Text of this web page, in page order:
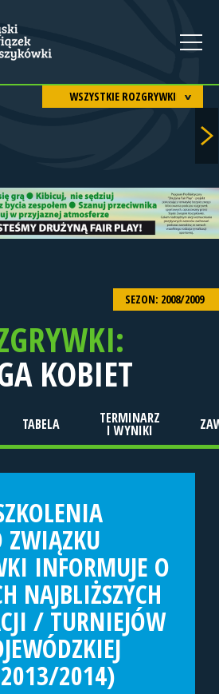
WSZYSTKIE ROZGRYWKI
SEZON: 2008/2009
KOBIET
TABELA TERMINARZ
I WYNIKI
ZWIĄZKU
INFORMUJE O
NAJBLIŻSZYCH
/ TURNIEJÓW
2014)